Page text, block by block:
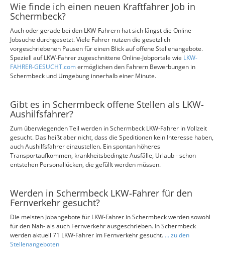
Wie finde ich einen neuen Kraftfahrer Job in
Schermbeck?
Auch oder gerade bei den LKW-Fahrern hat sich längst die Online-
Jobsuche durchgesetzt. Viele Fahrer nutzen die gesetzlich
vorgeschriebenen Pausen für einen Blick auf offene Stellenangebote.
Speziell auf LKW-Fahrer zugeschnittene Online-Jobportale wie LKW-
FAHRER-GESUCHT.comermöglichen den Fahrern Bewerbungen in
Schermbeck und Umgebung innerhalb einer Minute.
Gibt es in Schermbeck offene Stellen als LKW-
Aushilfsfahrer?
Zum überwiegenden Teil werden in Schermbeck LKW-Fahrer in Vollzeit
gesucht. Das heißt aber nicht, dass die Speditionen kein Interesse haben,
auch Aushilfsfahrer einzustellen. Ein spontan höheres
Transportaufkommen, krankheitsbedingte Ausfälle, Urlaub - schon
entstehen Personallücken, die gefüllt werden müssen.
Werden in Schermbeck LKW-Fahrer für den
Fernverkehr gesucht?
Die meisten Jobangebote für LKW-Fahrer in Schermbeck werden sowohl
für den Nah- als auch Fernverkehr ausgeschrieben. In Schermbeck
werden aktuell 71 LKW-Fahrer im Fernverkehr gesucht. ... zu den
Stellenangeboten